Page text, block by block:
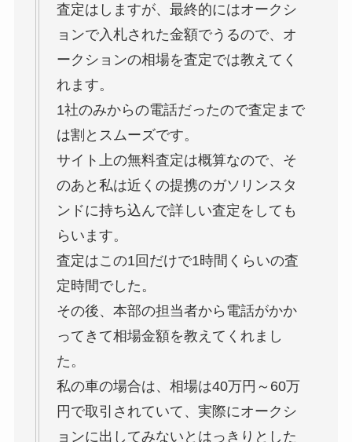
査定はしますが、最終的にはオークシ
ョンで入札された金額でうるので、オ
ークションの相場を査定では教えてく
れます。
1社のみからの電話だったので査定まで
は割とスムーズです。
サイト上の無料査定は概算なので、そ
のあと私は近くの提携のガソリンスタ
ンドに持ち込んで詳しい査定をしても
らいます。
査定はこの1回だけで1時間くらいの査
定時間でした。
その後、本部の担当者から電話がかか
ってきて相場金額を教えてくれまし
た。
私の車の場合は、相場は40万円～60万
円で取引されていて、実際にオークシ
ョンに出してみないとはっきりとした